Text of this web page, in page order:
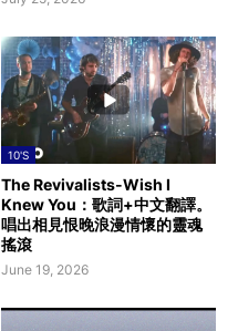
10'S
The Revivalists-Wish I
Knew You：歌詞+中文翻譯。
唱出相見恨晚浪漫情懷的靈魂
搖滾
June 19, 2026